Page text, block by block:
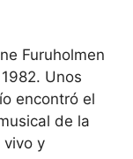
Furuholmen
Unos
encontró el
de la
vivo y